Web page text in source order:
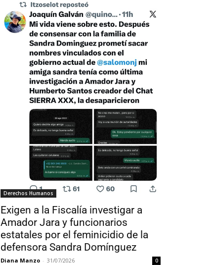
Derechos Humanos
Exigen a la Fiscalía investigar a
Amador Jara y funcionarios
estatales por el feminicidio de la
defensora Sandra Domínguez
Diana Manzo - 31/07/2026 0